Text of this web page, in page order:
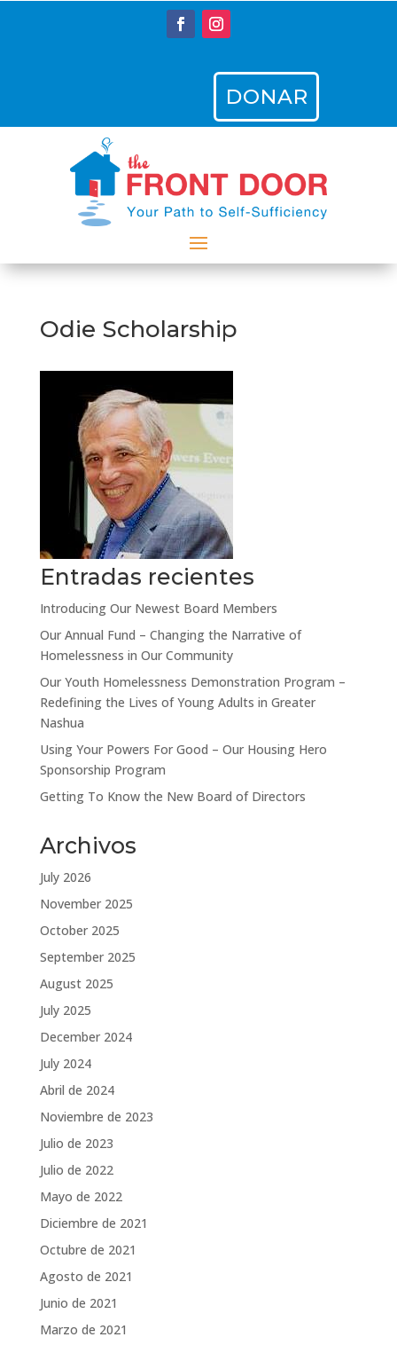
DONAR
Odie Scholarship
Entradas recientes
Introducing Our Newest Board Members
Our Annual Fund – Changing the Narrative of
Homelessness in Our Community
Our Youth Homelessness Demonstration Program –
Redefining the Lives of Young Adults in Greater
Nashua
Using Your Powers For Good – Our Housing Hero
Sponsorship Program
Getting To Know the New Board of Directors
Archivos
July 2026
November 2025
October 2025
September 2025
August 2025
July 2025
December 2024
July 2024
Abril de 2024
Noviembre de 2023
Julio de 2023
Julio de 2022
Mayo de 2022
Diciembre de 2021
Octubre de 2021
Agosto de 2021
Junio de 2021
Marzo de 2021